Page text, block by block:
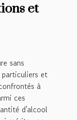
et
sans
particuliers et
à
ces
d'alcool